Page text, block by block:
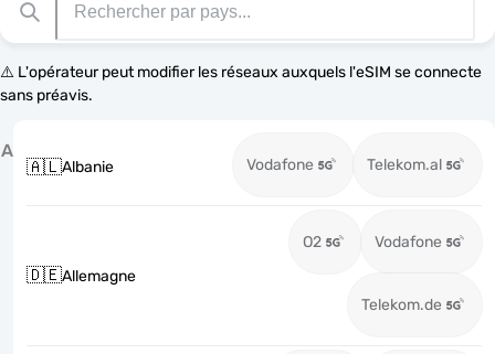
⚠️ L'opérateur peut modifier les réseaux auxquels l'eSIM se connecte
sans préavis.
A
🇦🇱Albanie Vodafone Telekom.al
🇩🇪Allemagne
O2 Vodafone
Telekom.de